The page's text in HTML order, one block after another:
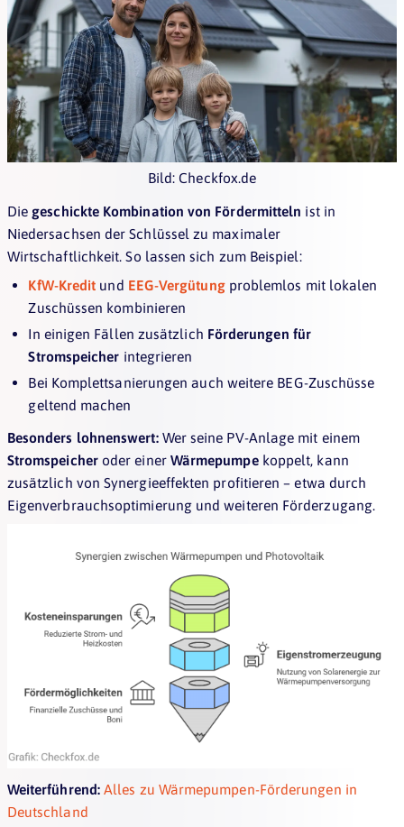
Bild: Checkfox.de
Die geschickte Kombination von Fördermitteln ist in
Niedersachsen der Schlüssel zu maximaler
Wirtschaftlichkeit. So lassen sich zum Beispiel:
KfW-Kredit und EEG-Vergütungproblemlos mit lokalen
Zuschüssen kombinieren
In einigen Fällen zusätzlich Förderungen für
Stromspeicher integrieren
Bei Komplettsanierungen auch weitere BEG-Zuschüsse
geltend machen
Besonders lohnenswert:Wer seine PV-Anlage mit einem
Stromspeicheroder einer Wärmepumpekoppelt, kann
zusätzlich von Synergieeffekten profitieren – etwa durch
Eigenverbrauchsoptimierung und weiteren Förderzugang.
Weiterführend: Alles zu Wärmepumpen-Förderungen in
Deutschland